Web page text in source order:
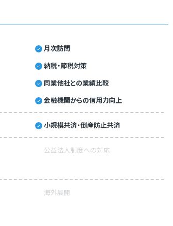
月次訪問
納税・節税対策
同業他社との業績比較
金融機関からの信用力向上
小規模共済・倒産防止共済
公益法人制度への対応
海外展開